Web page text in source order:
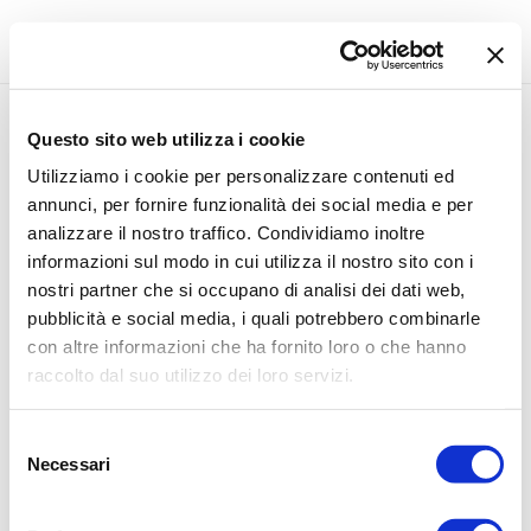
Questo sito web utilizza i cookie
Utilizziamo i cookie per personalizzare contenuti ed
annunci, per fornire funzionalità dei social media e per
analizzare il nostro traffico. Condividiamo inoltre
informazioni sul modo in cui utilizza il nostro sito con i
nostri partner che si occupano di analisi dei dati web,
pubblicità e social media, i quali potrebbero combinarle
con altre informazioni che ha fornito loro o che hanno
raccolto dal suo utilizzo dei loro servizi.
delNecessari